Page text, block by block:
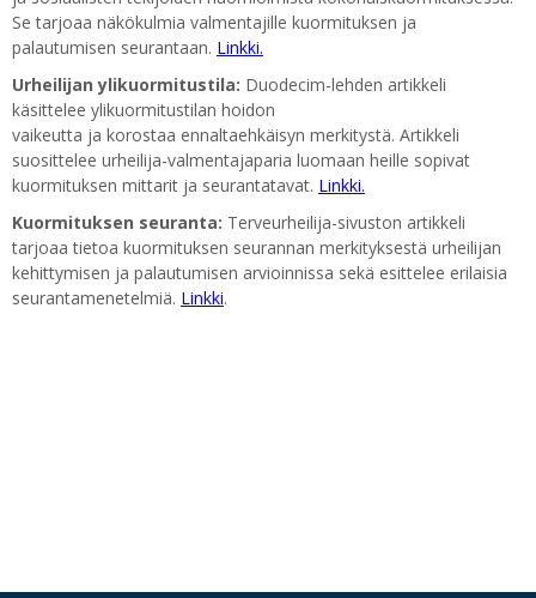
Se tarjoaa näkökulmia valmentajille kuormituksen ja
palautumisen seurantaan. Linkki.
Urheilijan ylikuormitustila: Duodecim-lehden artikkeli
käsittelee ylikuormitustilan hoidon
vaikeutta ja korostaa ennaltaehkäisyn merkitystä. Artikkeli
suosittelee urheilija-valmentajaparia luomaan heille sopivat
kuormituksen mittarit ja seurantatavat. Linkki.
Kuormituksen seuranta: Terveurheilija-sivuston artikkeli
tarjoaa tietoa kuormituksen seurannan merkityksestä urheilijan
kehittymisen ja palautumisen arvioinnissa sekä esittelee erilaisia
seurantamenetelmiä. Linkki.